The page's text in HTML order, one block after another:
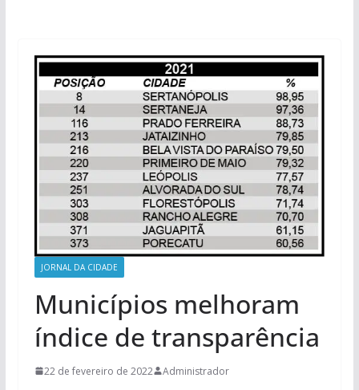
JORNAL DA CIDADE
Municípios melhoram
índice de transparência
22 de fevereiro de 2022 Administrador